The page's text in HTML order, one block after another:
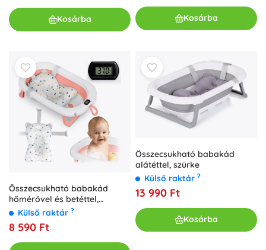
Kosárba Kosárba
Összecsukható babakád
hőmérővel és betéttel,
rózsaszín–fehér
Külső raktár ?
8 590 Ft
Összecsukható babakád
alátéttel, szürke
Külső raktár ?
13 990 Ft
Kosárba